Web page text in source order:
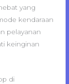
yang
kendaraan
pelayanan
keinginan
di